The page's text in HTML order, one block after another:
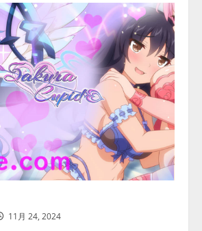
11月 24, 2024